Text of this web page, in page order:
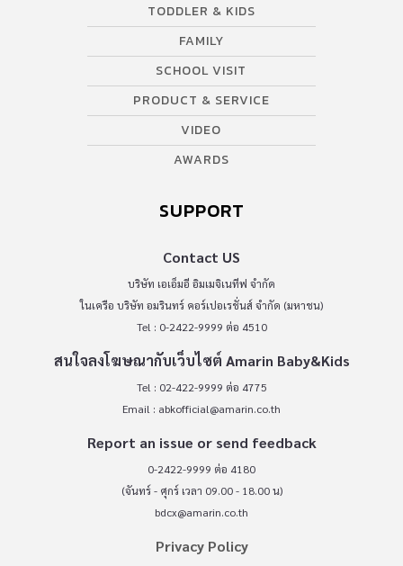
TODDLER & KIDS
FAMILY
SCHOOL VISIT
PRODUCT & SERVICE
VIDEO
AWARDS
SUPPORT
Contact US
บริษัท เอเอ็มอี อิมเมจิเนทีฟ จำกัด
ในเครือ บริษัท อมรินทร์ คอร์เปอเรชั่นส์ จำกัด (มหาชน)
Tel : 0-2422-9999 ต่อ 4510
สนใจลงโฆษณากับเว็บไซต์ Amarin Baby&Kids
Tel : 02-422-9999 ต่อ 4775
Email : abkofficial@amarin.co.th
Report an issue or send feedback
0-2422-9999 ต่อ 4180
(จันทร์ - ศุกร์ เวลา 09.00 - 18.00 น)
bdcx@amarin.co.th
Privacy Policy